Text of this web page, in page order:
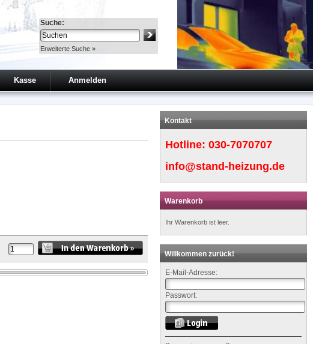
Suche:
Erweiterte Suche »
Kasse Anmelden
Kontakt
Hotline:030-7070707
info@stand-heizung.de
Warenkorb
Ihr Warenkorb ist leer.
Willkommen zurück!
E-Mail-Adresse:
Passwort: